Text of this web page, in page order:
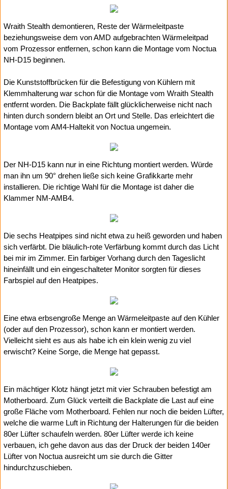
Wraith Stealth demontieren, Reste der Wärmeleitpaste
beziehungsweise dem von AMD aufgebrachten Wärmeleitpad
vom Prozessor entfernen, schon kann die Montage vom Noctua
NH-D15 beginnen.
Die Kunststoffbrücken für die Befestigung von Kühlern mit
Klemmhalterung war schon für die Montage vom Wraith Stealth
entfernt worden. Die Backplate fällt glücklicherweise nicht nach
hinten durch sondern bleibt an Ort und Stelle. Das erleichtert die
Montage vom AM4-Haltekit von Noctua ungemein.
Der NH-D15 kann nur in eine Richtung montiert werden. Würde
man ihn um 90° drehen ließe sich keine Grafikkarte mehr
installieren. Die richtige Wahl für die Montage ist daher die
Klammer NM-AMB4.
Die sechs Heatpipes sind nicht etwa zu heiß geworden und haben
sich verfärbt. Die bläulich-rote Verfärbung kommt durch das Licht
bei mir im Zimmer. Ein farbiger Vorhang durch den Tageslicht
hineinfällt und ein eingeschalteter Monitor sorgten für dieses
Farbspiel auf den Heatpipes.
Eine etwa erbsengroße Menge an Wärmeleitpaste auf den Kühler
(oder auf den Prozessor), schon kann er montiert werden.
Vielleicht sieht es aus als habe ich ein klein wenig zu viel
erwischt? Keine Sorge, die Menge hat gepasst.
Ein mächtiger Klotz hängt jetzt mit vier Schrauben befestigt am
Motherboard. Zum Glück verteilt die Backplate die Last auf eine
große Fläche vom Motherboard. Fehlen nur noch die beiden Lüfter,
welche die warme Luft in Richtung der Halterungen für die beiden
80er Lüfter schaufeln werden. 80er Lüfter werde ich keine
verbauen, ich gehe davon aus das der Druck der beiden 140er
Lüfter von Noctua ausreicht um sie durch die Gitter
hindurchzuschieben.